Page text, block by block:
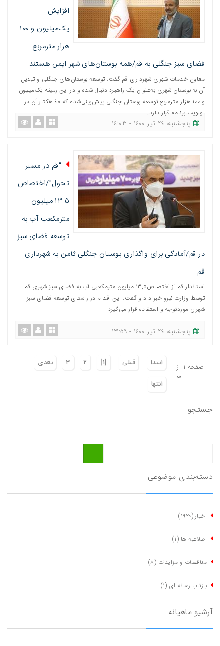
افزایش
یک‌میلیون و ۱۰۰
هزار مترمربع
فضای سبز جنگلی به قم/همه بوستان‌های شهر ایمن هستند
معاون خدمات شهری شهرداری قم گفت: توسعه بوستان‌های جنگلی و تبدیل
آن به بوستان شهری به‌عنوان یک راهبرد دنبال شده و در این زمینه یک‌میلیون
و ١٠٠ هزار مترمربع توسعه بوستان جنگلی پیش‌بینی‌شده که ٤٠ هکتار آن در
اولویت برنامه قرار دارد.
پنجشنبه، ٢٤ تیر ١٤٠٠ - ١٤:٠٣
“قم در مسیر
تحول”/اختصاص
۱۳.۵ میلیون
مترمکعب آب به
توسعه فضای سبز
در قم/آمادگی برای واگذاری بوستان جنگلی ثامن به شهرداری
قم
استاندار قم از اختصاص١٣,٥ میلیون مترمکعبی آب به فضای سبز شهری قم
توسط وزارت نیرو خبر داد و گفت: این اقدام در راستای توسعه فضای سبز
شهری موردتوجه و استفاده قرار می‌گیرد.
پنجشنبه، ٢٤ تیر ١٤٠٠ - ١٣:٥٩
صفحه ١ از
٣
ابتدا قبلی [١] ٢ ٣
بعدی
انتها
جستجو
دسته‌بندی موضوعی
اخبار(١٩٢٠)
اطلاعیه ها (١)
مناقصات و مزایدات (٨)
بازتاب رسانه ای (١)
آرشیو ماهیانه